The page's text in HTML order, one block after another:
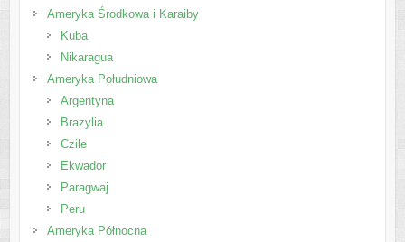
Ameryka Środkowa i Karaiby
Kuba
Nikaragua
Ameryka Południowa
Argentyna
Brazylia
Czile
Ekwador
Paragwaj
Peru
Ameryka Północna